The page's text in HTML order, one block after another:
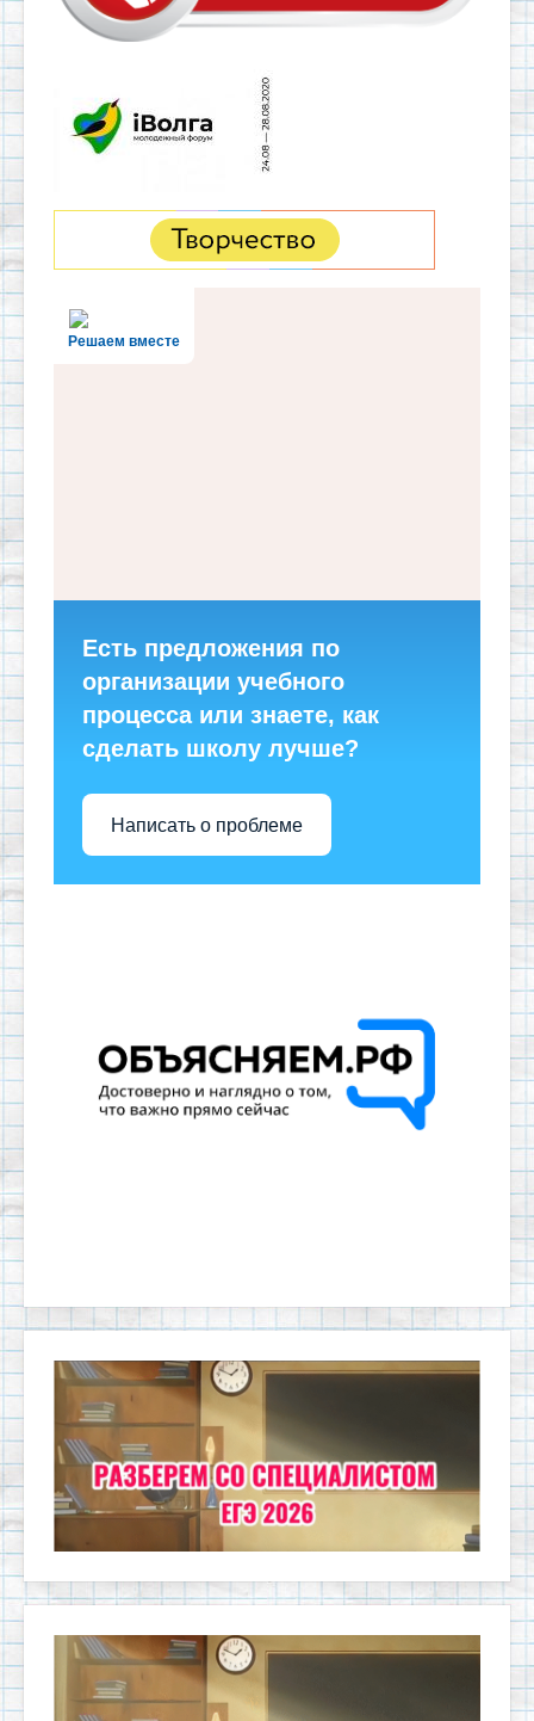
Решаем вместе
Есть предложения по
организации учебного
процесса или знаете, как
сделать школу лучше?
Написать о проблеме